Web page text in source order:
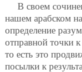
В своем
нашем арабском
определение
отправной точки к
то есть это
посылки к